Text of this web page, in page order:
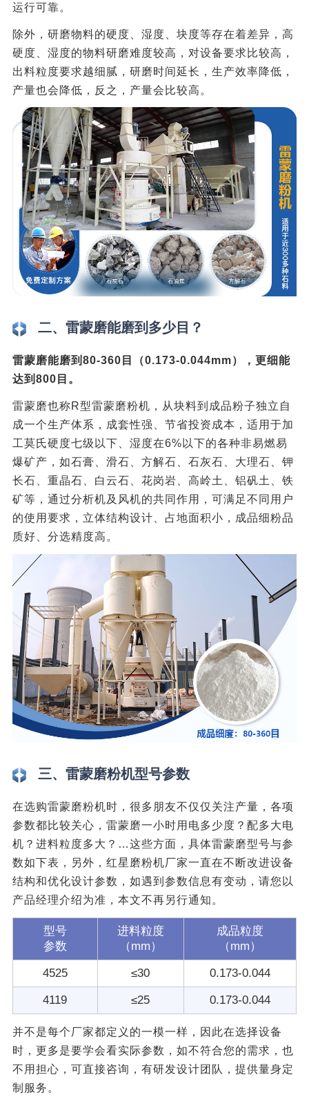
运行可靠。
除外，研磨物料的硬度、湿度、块度等存在着差异，高
硬度、湿度的物料研磨难度较高，对设备要求比较高，
出料粒度要求越细腻，研磨时间延长，生产效率降低，
产量也会降低，反之，产量会比较高。
二、雷蒙磨能磨到多少目？
雷蒙磨能磨到80-360目（0.173-0.044mm），更细能
达到800目。
雷蒙磨也称R型雷蒙磨粉机，从块料到成品粉子独立自
成一个生产体系，成套性强、节省投资成本，适用于加
工莫氏硬度七级以下、湿度在6%以下的各种非易燃易
爆矿产，如石膏、滑石、方解石、石灰石、大理石、钾
长石、重晶石、白云石、花岗岩、高岭土、铝矾土、铁
矿等，通过分析机及风机的共同作用，可满足不同用户
的使用要求，立体结构设计、占地面积小，成品细粉品
质好、分选精度高。
三、雷蒙磨粉机型号参数
在选购雷蒙磨粉机时，很多朋友不仅仅关注产量，各项
参数都比较关心，雷蒙磨一小时用电多少度？配多大电
机？进料粒度多大？…这些方面，具体雷蒙磨型号与参
数如下表，另外，红星磨粉机厂家一直在不断改进设备
结构和优化设计参数，如遇到参数信息有变动，请您以
产品经理介绍为准，本文不再另行通知。
型号
参数
进料粒度
（mm）
成品粒度
（mm）
4525 ≤30 0.173-0.044
4119 ≤25 0.173-0.044
并不是每个厂家都定义的一模一样，因此在选择设备
时，更多是要学会看实际参数，如不符合您的需求，也
不用担心，可直接咨询，有研发设计团队，提供量身定
制服务。